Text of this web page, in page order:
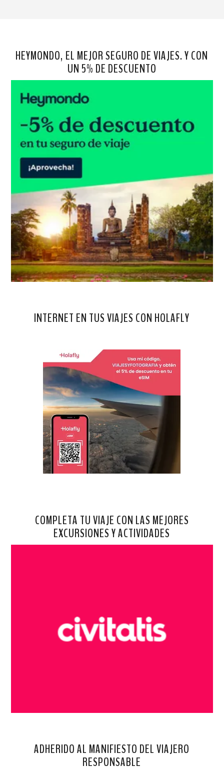
HEYMONDO, EL MEJOR SEGURO DE VIAJES. Y CON
UN 5% DE DESCUENTO
INTERNET EN TUS VIAJES CON HOLAFLY
COMPLETA TU VIAJE CON LAS MEJORES
EXCURSIONES Y ACTIVIDADES
ADHERIDO AL MANIFIESTO DEL VIAJERO
RESPONSABLE